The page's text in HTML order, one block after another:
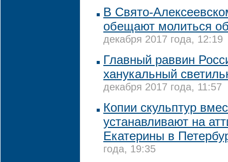
В Свято-
обещают молиться
декабря 2017 года, 12:19
Главный раввин
ханукальный
декабря 2017 года, 11:57
Копии скульптур
устанавливают на
Екатерины в
года, 19:35